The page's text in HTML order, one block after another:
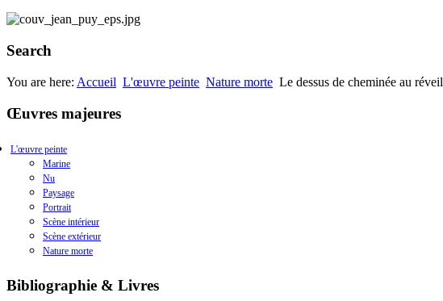
Search
You are here: Accueil L'œuvre peinte Nature morte Le dessus de cheminée au réveil
Œuvres majeures
L'œuvre peinte
Marine
Nu
Paysage
Portrait
Scène intérieur
Scène extérieur
Nature morte
Bibliographie & Livres